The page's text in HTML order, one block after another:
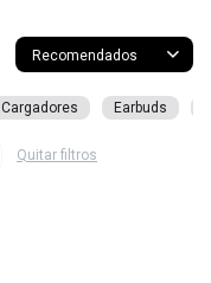
Recomendados
Cargadores Earbuds
Quitar filtros